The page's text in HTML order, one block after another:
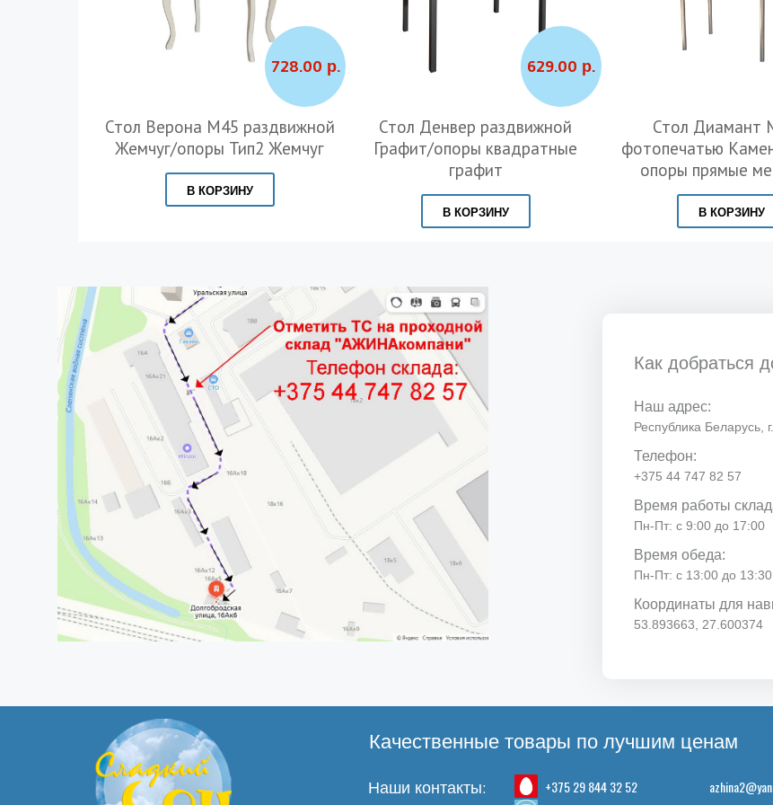
728.00 р.
Стол Верона М45 раздвижной
Жемчуг/опоры Тип2 Жемчуг
В КОРЗИНУ
629.00 р.
Стол Денвер раздвижной
Графит/опоры квадратные
графит
В КОРЗИНУ
Стол Диамант
фотопечатью
опоры прямые
В КОРЗИНУ
Как добраться
Наш адрес:
Республика Беларусь,
Телефон:
+375 44 747 82 57
Время работы
Пн-Пт: с 9:00 до 17:00
Время обеда:
Пн-Пт: с 13:00 до 13:30
Координаты для
53.893663, 27.600374
Качественные товары по лучшим ценам
Наши контакты:
+375 29 844 32 52